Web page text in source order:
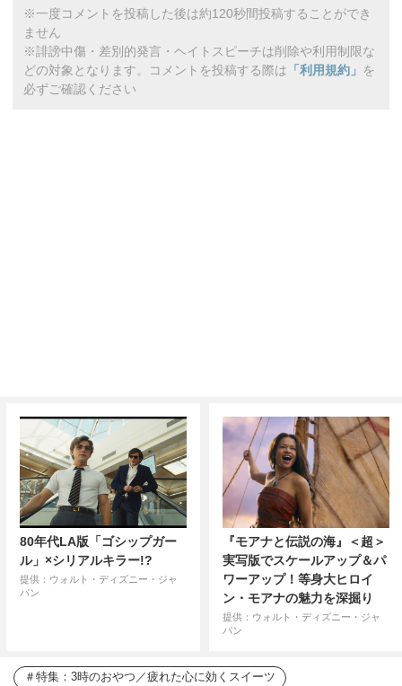
※一度コメントを投稿した後は約120秒間投稿することができ
ません
※誹謗中傷・差別的発言・ヘイトスピーチは削除や利用制限な
どの対象となります。コメントを投稿する際は 「利用規約」 を
必ずご確認ください
80年代LA版「ゴシップガー
ル」×シリアルキラー!?
提供：ウォルト・ディズニー・ジャ
パン
『モアナと伝説の海』＜超＞
実写版でスケールアップ＆パ
ワーアップ！等身大ヒロイ
ン・モアナの魅力を深掘り
提供：ウォルト・ディズニー・ジャ
パン
特集：3時のおやつ／疲れた心に効くスイーツ